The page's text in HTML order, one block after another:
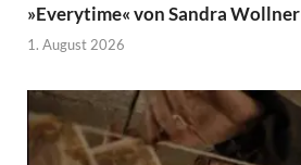
»Everytime« von Sandra Wollner
1. August 2026